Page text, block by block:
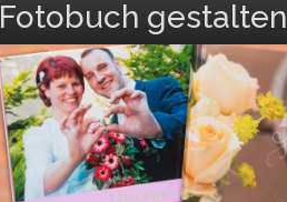
Fotobuch gestalten